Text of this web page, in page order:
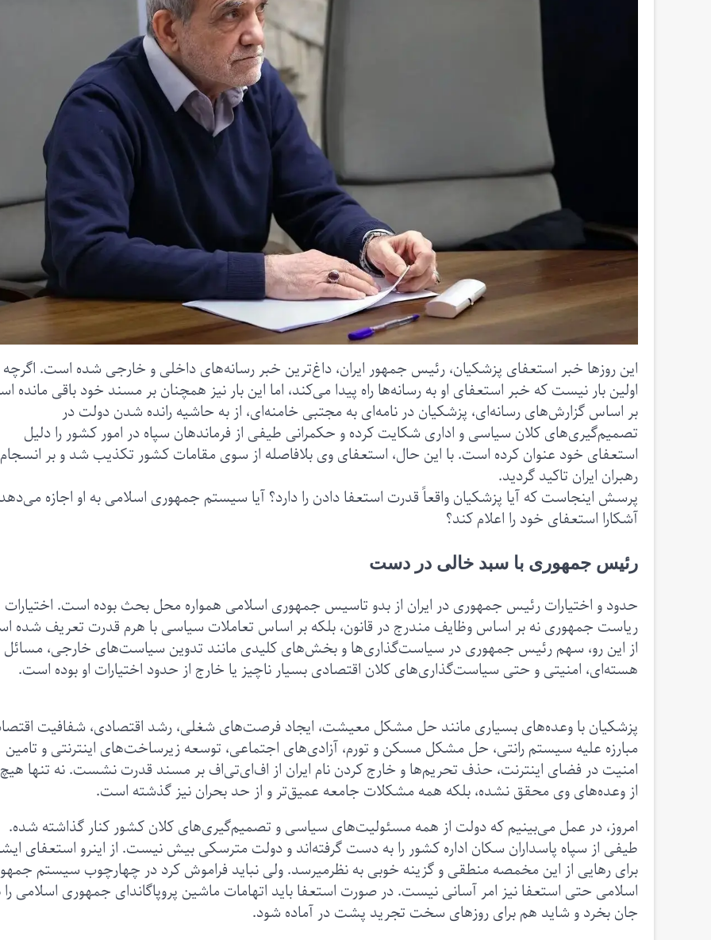
این روزها خبر استعفای پزشکیان، رئیس جمهور ایران، داغ‌ترین خبر رسانه‌های داخلی و خارجی شده است. اگرچه
اولین بار نیست که خبر استعفای او به رسانه‌ها راه پیدا می‌کند، اما این بار نیز همچنان بر مسند خود باقی مانده
بر اساس گزارش‌های رسانه‌ای، پزشکیان در نامه‌ای به مجتبی خامنه‌ای، از به حاشیه رانده شدن دولت در
تصمیم‌گیری‌های کلان سیاسی و اداری شکایت کرده و حکمرانی طیفی از فرماندهان سپاه در امور کشور را دلیل
استعفای خود عنوان کرده است. با این حال، استعفای وی بلافاصله از سوی مقامات کشور تکذیب شد و بر
رهبران ایران تاکید گردید.
پرسش اینجاست که آیا پزشکیان واقعاً قدرت استعفا دادن را دارد؟ آیا سیستم جمهوری اسلامی به او اجازه
آشکارا استعفای خود را اعلام کند؟
رئیس جمهوری با سبد خالی در دست
حدود و اختیارات رئیس جمهوری در ایران از بدو تاسیس جمهوری اسلامی همواره محل بحث بوده است. اختیارات
ریاست جمهوری نه بر اساس وظایف مندرج در قانون، بلکه بر اساس تعاملات سیاسی با هرم قدرت تعریف شده
از این رو، سهم رئیس جمهوری در سیاست‌گذاری‌ها و بخش‌های کلیدی مانند تدوین سیاست‌های خارجی، مسائل
هسته‌ای، امنیتی و حتی سیاست‌گذاری‌های کلان اقتصادی بسیار ناچیز یا خارج از حدود اختیارات او بوده است.
پزشکیان با وعده‌های بسیاری مانند حل مشکل معیشت، ایجاد فرصت‌های شغلی، رشد اقتصادی، شفافیت
مبارزه علیه سیستم رانتی، حل مشکل مسکن و تورم، آزادی‌های اجتماعی، توسعه زیرساخت‌های اینترنتی و تامین
امنیت در فضای اینترنت، حذف تحریم‌ها و خارج کردن نام ایران از اف‌ای‌تی‌اف بر مسند قدرت نشست. نه تنها
از وعده‌های وی محقق نشده، بلکه همه مشکلات جامعه عمیق‌تر و از حد بحران نیز گذشته است.
امروز، در عمل می‌بینیم که دولت از همه مسئولیت‌های سیاسی و تصمیم‌گیری‌های کلان کشور کنار گذاشته شده.
طیفی از سپاه پاسداران سکان اداره کشور را به دست گرفته‌اند و دولت مترسکی بیش نیست. از اینرو استعفای
برای رهایی از این مخمصه منطقی و گزینه خوبی به نظرمیرسد. ولی نباید فراموش کرد در چهارچوب سیستم
اسلامی حتی استعفا نیز امر آسانی نیست. در صورت استعفا باید اتهامات ماشین پروپاگاندای جمهوری اسلامی را
جان بخرد و شاید هم برای روزهای سخت تجرید پشت در آماده شود.